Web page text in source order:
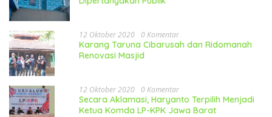
12 Oktober 2020 0 Komentar
Karang Taruna Cibarusah dan Ridomanah
Renovasi Masjid
12 Oktober 2020 0 Komentar
Secara Aklamasi, Haryanto Terpilih Menjadi
Ketua Komda LP-KPK Jawa Barat